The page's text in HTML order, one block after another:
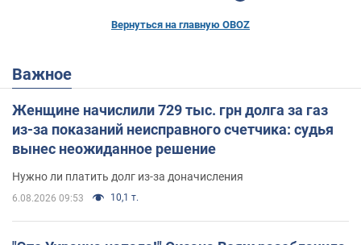
Вернуться на главную OBOZ
Важное
Женщине начислили 729 тыс. грн долга за газ
из-за показаний неисправного счетчика: судья
вынес неожиданное решение
Нужно ли платить долг из-за доначисления
6.08.2026 09:53 10,1 т.